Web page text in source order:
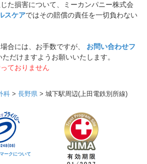
た損害について、ミーカンパニー株式会
スケアではその賠償の責任を一切負わない
合には、お手数ですが、 お問い合わせフ
だけますようお願いいたします。
ておりません
科 > 長野県 > 城下駅周辺(上田電鉄別所線)
ークについて